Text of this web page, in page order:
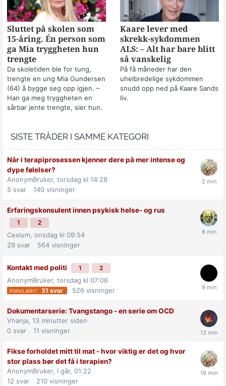
Sluttet på skolen som
15-åring. Én person som
ga Mia tryggheten hun
trengte
Da skoletiden ble for tung,
trengte en ung Mia Gundersen
(64) å bygge seg opp igjen. –
Han ga meg tryggheten en
sårbar jente trengte, sier hun.
Kaare lever med
skrekk-sykdommen
ALS: – Alt har bare blitt
så vanskelig
På få måneder har den
uhelbredelige sykdommen
snudd opp ned på Kaare Sands
liv.
SISTE TRÅDER I SAMME KATEGORI
Når i terapiprosessen kjenner dere på mer intense og
dype følelser?
AnonymBruker, torsdag kl 14:28
5 svar 140 visninger
Erfaringskonsulent innen psykisk helse- og rus
1 2
Cesium, onsdag kl 09:54
29 svar 564 visninger
Kontakt med politi 1 2
AnonymBruker, torsdag kl 07:06
31 svar 526 visninger
Dokumentarserie: Tvangstango - en serie om OCD
Vhanja, 13 minutter siden
0 svar 11 visninger
Fikse forholdet mitt til mat - hvor viktig er det og hvor
stor plass bør det få i terapien?
AnonymBruker, I går, 01:22
12 svar 210 visninger